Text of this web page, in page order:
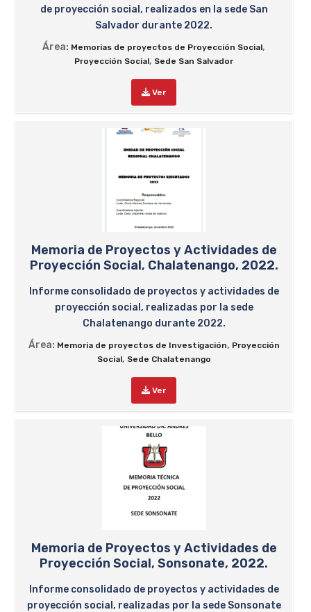
de proyección social, realizados en la sede San
Salvador durante 2022.
Área: Memorias de proyectos de Proyección Social,
Proyección Social, Sede San Salvador
Ver
Memoria de Proyectos y Actividades de
Proyección Social, Chalatenango, 2022.
Informe consolidado de proyectos y actividades de
proyección social, realizadas por la sede
Chalatenango durante 2022.
Área: Memoria de proyectos de Investigación, Proyección
Social, Sede Chalatenango
Ver
Memoria de Proyectos y Actividades de
Proyección Social, Sonsonate, 2022.
Informe consolidado de proyectos y actividades de
proyección social, realizadas por la sede Sonsonate